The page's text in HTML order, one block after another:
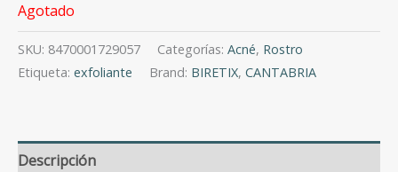
Agotado
SKU: 8470001729057 Categorías: Acné, Rostro
Etiqueta: exfoliante Brand: BIRETIX, CANTABRIA
Descripción